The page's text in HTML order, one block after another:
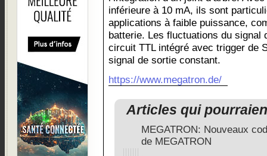
inférieure à 10 mA, ils sont
applications à faible puissance,
batterie. Les fluctuations du signal
circuit TTL intégré avec trigger de
signal de sortie constant.
https://www.megatron.de/
Articles qui
MEGATRON: Nouveaux
de MEGATRON